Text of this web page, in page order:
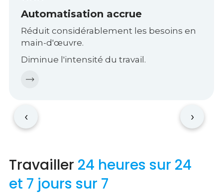
Automatisation accrue
Réduit considérablement les besoins en
main-d'œuvre.
Diminue l'intensité du travail.
‹ ›
Travailler 24 heures sur 24
et 7 jours sur 7